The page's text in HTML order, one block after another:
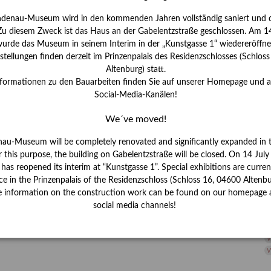
Museum wird in den kommenden Jahren vollständig saniert und
diesem Zweck ist das Haus an der Gabelentzstraße geschlossen. Am
das Museum in seinem Interim in der „Kunstgasse 1“
finden derzeit im Prinzenpalais des Residenzschlosses
Altenburg) statt.
zu den Bauarbeiten finden Sie auf unserer Homepage und
Social-Media-Kanälen!
We´ve moved!
Museum will be completely renovated and significantly expanded in
this purpose, the building on Gabelentzstraße will be closed. On 14
reopened its interim at “Kunstgasse 1”. Special exhibitions are
in the Prinzenpalais of the Residenzschloss (Schloss 16, 04600
information on the construction work can be found on our homepage
social media channels!